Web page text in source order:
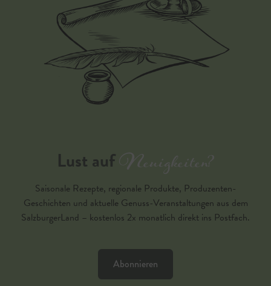
Lust aufNeuigkeiten?
Saisonale Rezepte, regionale Produkte, Produzenten-
Geschichten und aktuelle Genuss-Veranstaltungen aus dem
SalzburgerLand – kostenlos 2x monatlich direkt ins Postfach.
Abonnieren